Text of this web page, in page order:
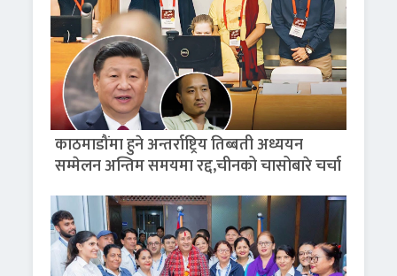
काठमाडौंमा हुने अन्तर्राष्ट्रिय तिब्बती अध्ययन
सम्मेलन अन्तिम समयमा रद्द,चीनको चासोबारे चर्चा